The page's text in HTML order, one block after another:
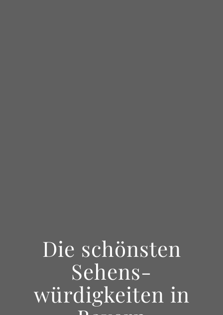
Die schönsten
Sehens-
würdigkeiten in